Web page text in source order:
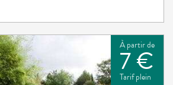
À partir de
7 €
Tarif plein